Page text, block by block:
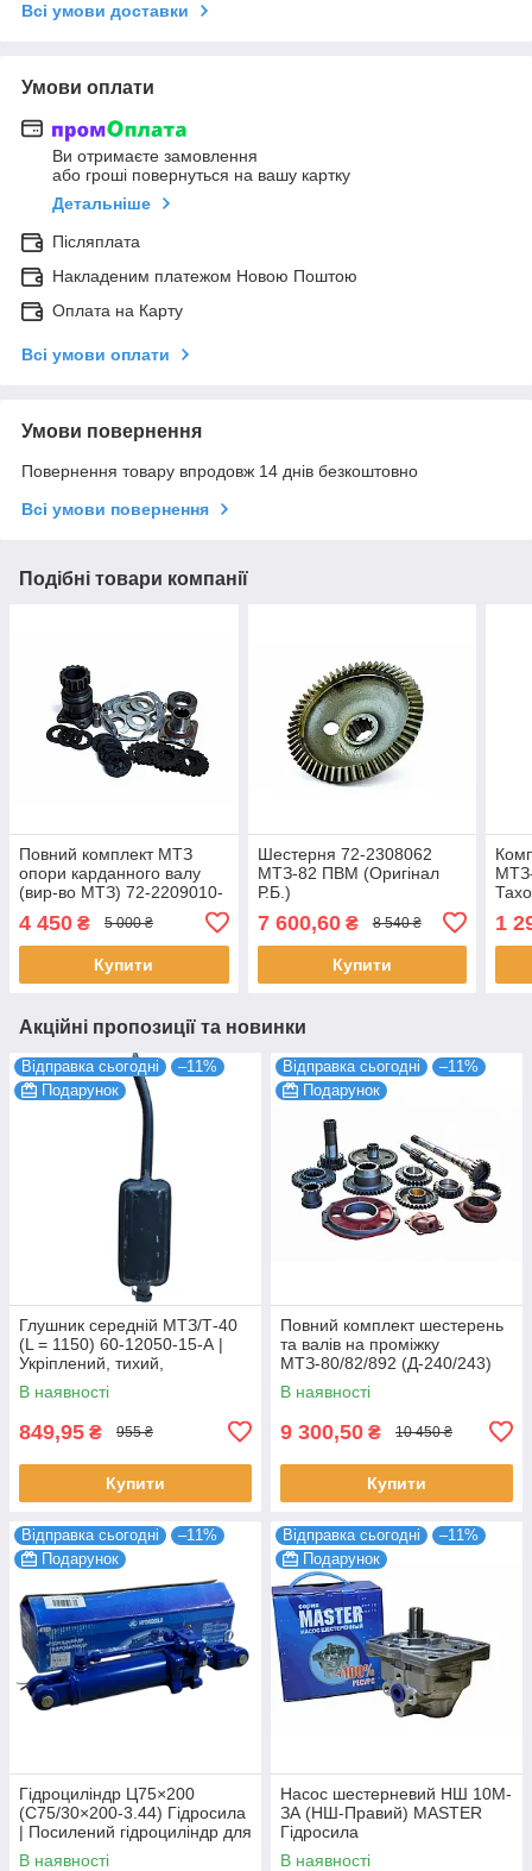
Всі умови доставки
Умови оплати
Ви отримаєте замовлення
або гроші повернуться на вашу картку
Детальніше
Післяплата
Накладеним платежом Новою Поштою
Оплата на Карту
Всі умови оплати
Умови повернення
Повернення товару впродовж 14 днів безкоштовно
Всі умови повернення
Подібні товари компанії
Повний комплект МТЗ
опори карданного валу
(вир-во МТЗ) 72-2209010-
4 450 ₴ 5 000 ₴
Купити
Шестерня 72-2308062
МТЗ-82 ПВМ (Оригінал
Р.Б.)
7 600,60₴ 8 540 ₴
Купити
1
Акційні пропозиції та новинки
Відправка сьогодні
–11%
Подарунок
Глушник середній МТЗ/Т-40
(L = 1150) 60-12050-15-А |
Укріплений, тихий,
довговічний
В наявності
849,95 ₴ 955 ₴
Купити
Відправка сьогодні
–11%
Подарунок
Повний комплект шестерень
та валів на проміжку
МТЗ-80/82/892 (Д-240/243)
В наявності
9 300,50 ₴ 10 450 ₴
Купити
Відправка сьогодні
–11%
Подарунок
Гідроциліндр Ц75×200
(С75/30×200-3.44) Гідросила
| Посилений гідроциліндр для
МТЗ, ЮМЗ, Т-40
В наявності
Відправка сьогодні
–11%
Подарунок
Насос шестерневий НШ 10М-
ЗА (НШ-Правий) MASTER
Гідросила
В наявності